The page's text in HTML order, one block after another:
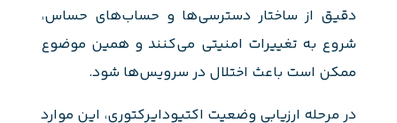
دقیق از ساختار دسترسی‌ها و حساب‌های حساس،
شروع به تغییرات امنیتی می‌کنند و همین موضوع
ممکن است باعث اختلال در سرویس‌ها شود.
در مرحله ارزیابی وضعیت اکتیودایرکتوری، این موارد